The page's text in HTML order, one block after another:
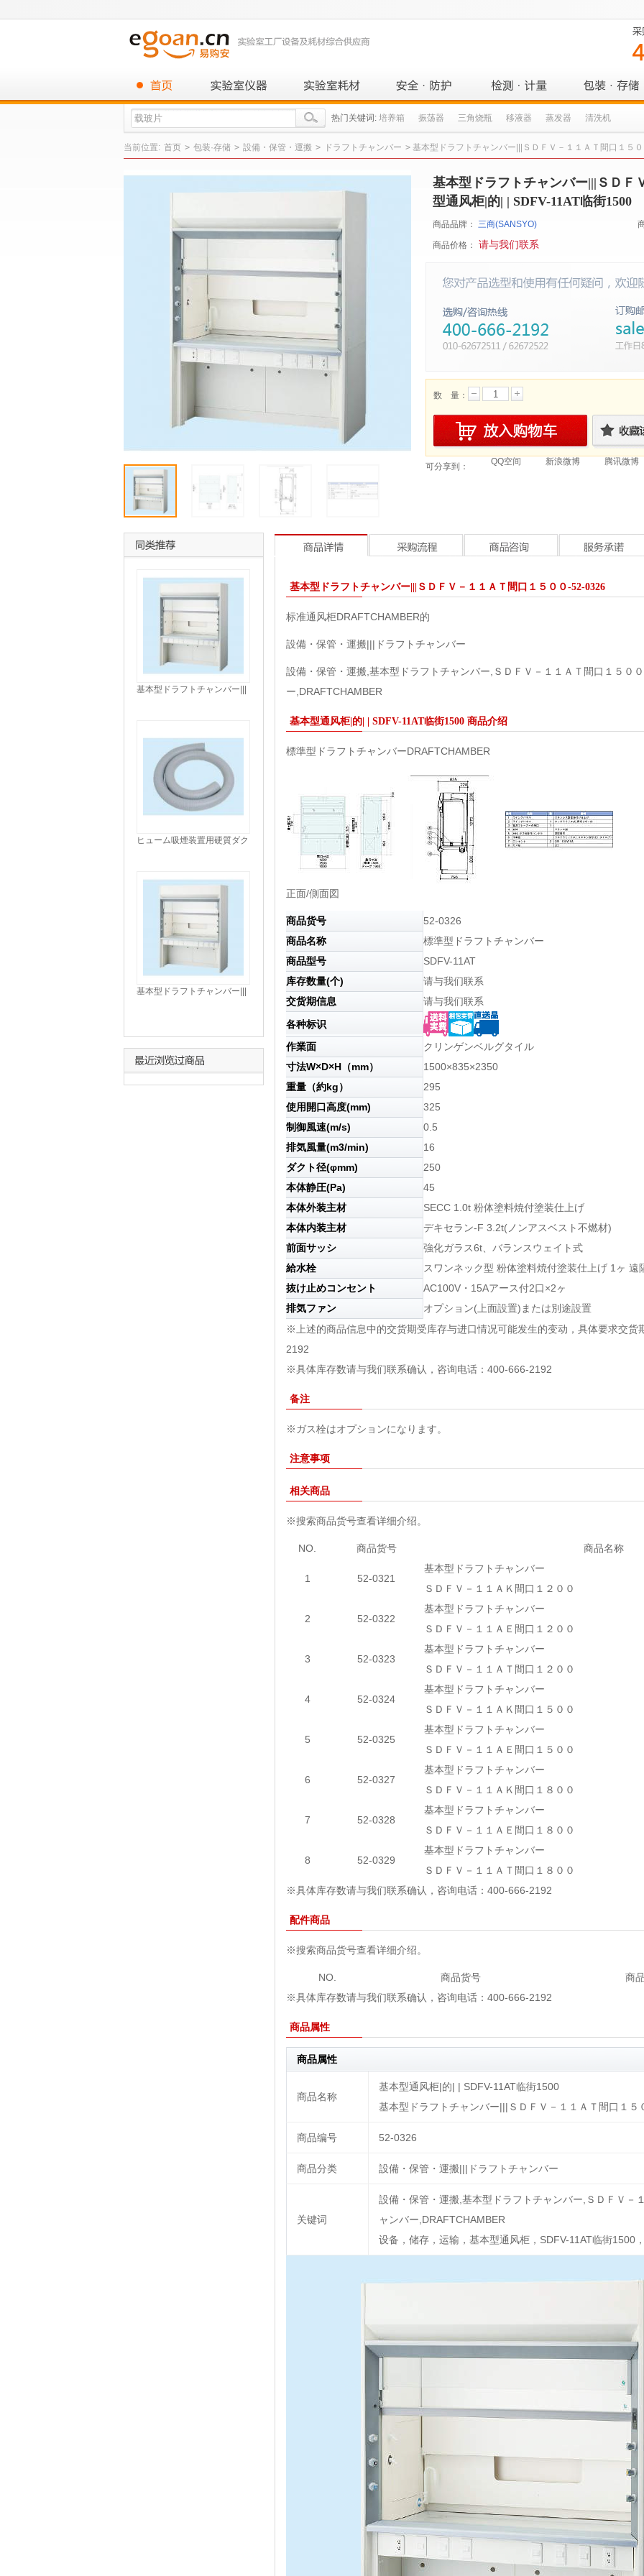
热门关键词: 培养箱 振荡器 三角烧瓶 移液器 蒸发器 清洗机
当前位置: 首页 > 包装·存储 > 設備・保管・運搬 > ドラフトチャンバー > 基本型ドラフトチャンバー|||ＳＤＦＶ－１１ＡＴ間口１５
基本型ドラフトチャンバー|||ＳＤＦ
型通风柜|的| | SDFV-11AT临街1500
商品品牌： 三商(SANSYO)
商品价格： 请与我们联系
数 量：
可分享到： QQ空间 新浪微博 腾讯微博
基本型ドラフトチャンバー|||ＳＤＦＶ－１１ＡＴ間口１５００-52-0326
标准通风柜DRAFTCHAMBER的
設備・保管・運搬|||ドラフトチャンバー
設備・保管・運搬,基本型ドラフトチャンバー,ＳＤＦＶ－１１ＡＴ間口１５０
ー,DRAFTCHAMBER
基本型通风柜|的| | SDFV-11AT临街1500 商品介绍
標準型ドラフトチャンバーDRAFTCHAMBER
正面/側面図
商品货号
52-0326
商品名称
標準型ドラフトチャンバー
商品型号
SDFV-11AT
库存数量(个)
请与我们联系
交货期信息
请与我们联系
各种标识
作業面
クリンゲンベルグタイル
寸法W×D×H（mm）
1500×835×2350
重量（約kg）
295
使用開口高度(mm)
325
制御風速(m/s)
0.5
排気風量(m3/min)
16
ダクト径(φmm)
250
本体静圧(Pa)
45
本体外装主材
SECC 1.0t 粉体塗料焼付塗装仕上げ
本体内装主材
デキセラン-F 3.2t(ノンアスベスト不燃材)
前面サッシ
強化ガラス6t、バランスウェイト式
給水栓
スワンネック型 粉体塗料焼付塗装仕上げ 1ヶ 遠
抜け止めコンセント
AC100V・15Aアース付2口×2ヶ
排気ファン
オプション(上面設置)または別途設置
※上述的商品信息中的交货期受库存与进口情况可能发生的变动，具体要求交
2192
※具体库存数请与我们联系确认，咨询电话：400-666-2192
备注
※ガス栓はオプションになります。
注意事项
相关商品
※搜索商品货号查看详细介绍。
NO. 商品货号 商品名称
1 52-0321
基本型ドラフトチャンバー
ＳＤＦＶ－１１ＡＫ間口１２００
2 52-0322
基本型ドラフトチャンバー
ＳＤＦＶ－１１ＡＥ間口１２００
3 52-0323
基本型ドラフトチャンバー
ＳＤＦＶ－１１ＡＴ間口１２００
4 52-0324
基本型ドラフトチャンバー
ＳＤＦＶ－１１ＡＫ間口１５００
5 52-0325
基本型ドラフトチャンバー
ＳＤＦＶ－１１ＡＥ間口１５００
6 52-0327
基本型ドラフトチャンバー
ＳＤＦＶ－１１ＡＫ間口１８００
7 52-0328
基本型ドラフトチャンバー
ＳＤＦＶ－１１ＡＥ間口１８００
8 52-0329
基本型ドラフトチャンバー
ＳＤＦＶ－１１ＡＴ間口１８００
※具体库存数请与我们联系确认，咨询电话：400-666-2192
配件商品
※搜索商品货号查看详细介绍。
NO. 商品货号 商
※具体库存数请与我们联系确认，咨询电话：400-666-2192
商品属性
商品属性
商品名称
基本型通风柜|的| | SDFV-11AT临街1500
基本型ドラフトチャンバー|||ＳＤＦＶ－１１ＡＴ間口１５
商品编号 52-0326
商品分类 設備・保管・運搬|||ドラフトチャンバー
关键词
設備・保管・運搬,基本型ドラフトチャンバー,ＳＤＦＶ－
ャンバー,DRAFTCHAMBER
设备，储存，运输，基本型通风柜，SDFV-11AT临街1500
基本型ドラフトチャンバー|||
ヒューム吸煙装置用硬質ダク
4426 | | |星HOP01
基本型ドラフトチャンバー|||